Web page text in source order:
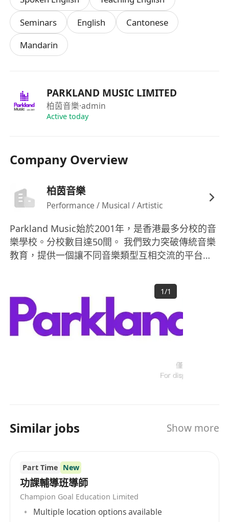
想加入我哋？快啲聯絡我哋啦！
（申請資料絕對保密，只作招聘用途）
Seminars
English
Cantonese
Mandarin
PARKLAND MUSIC LIMITED
柏茵音樂·admin
Active today
Company Overview
柏茵音樂
Performance / Musical / Artistic
Parkland Music始於2001年，是香港最多分校的音
樂學校。分校數目達50間。 我們致力突破傳統音樂
教育，提供一個讓不同音樂類型互相交流的平台。
課程，並以培育出全面的音樂人為目標。Parkland
Music發展至今，已擁有過千名精英導師。總校及
分校位於核心地段，務求令學員在優良的環境、優
質的導師教導下學習全面的音樂課程。 認識我們更
多：www.parklandmusic.com.hk
1/1
Similar jobs Show more
Part Time New
功課輔導班導師
Champion Goal Education Limited
Multiple location options available